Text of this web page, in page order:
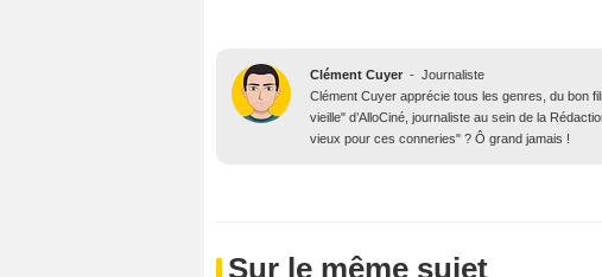
Clément Cuyer - Journaliste
Clément Cuyer apprécie tous les genres, du bon
vieille" d’AlloCiné, journaliste au sein de la
vieux pour ces conneries" ? Ô grand jamais !
Sur le même sujet